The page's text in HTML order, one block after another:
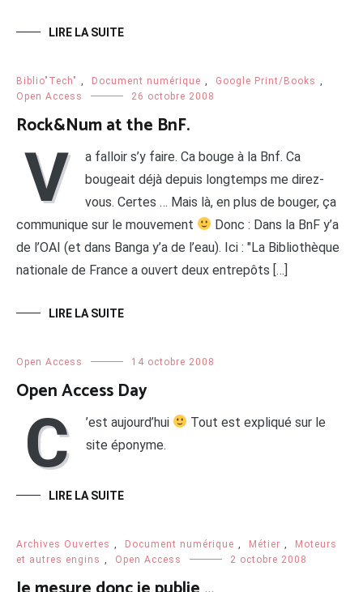
LIRE LA SUITE
Biblio"Tech" Document numérique Google Print/Books
Open Access
26 octobre 2008
Rock&Num at the BnF.
V
a falloir s’y faire. Ca bouge à la Bnf. Ca
bougeait déjà depuis longtemps me direz-
vous. Certes … Mais là, en plus de bouger, ça
communique sur le mouvement
Donc : Dans la BnF y’a
de l’OAI (et dans Banga y’a de l’eau). Ici : "La Bibliothèque
nationale de France a ouvert deux entrepôts […]
LIRE LA SUITE
Open Access 14 octobre 2008
Open Access Day
C ’est aujourd’hui
Tout est expliqué sur le
site éponyme.
LIRE LA SUITE
Archives Ouvertes Document numérique Métier
Moteurs
et autres engins
Open Access 2 octobre 2008